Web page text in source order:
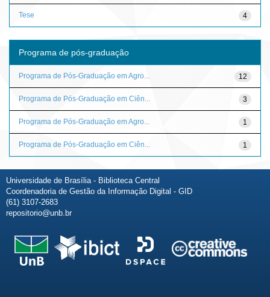
4
Tese
Programa de pós-graduação
12
Programa de Pós-Graduação em Agro...
3
Programa de Pós-Graduação em Ciên...
1
Programa de Pós-Graduação em Agro...
1
Programa de Pós-Graduação em Ciên...
Universidade de Brasília - Biblioteca Central
Coordenadoria de Gestão da Informação Digital - GID
(61) 3107-2683
repositorio@unb.br